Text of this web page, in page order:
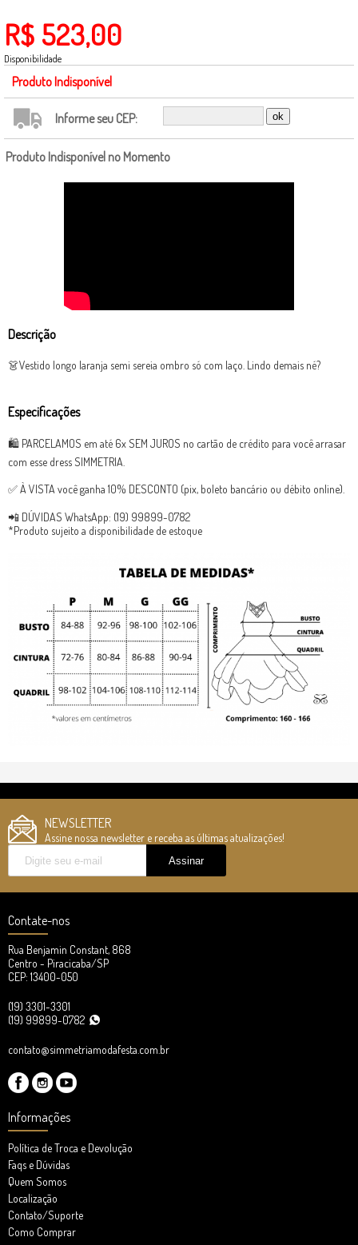
R$ 523,00
Disponibilidade
Produto Indisponível
Informe seu CEP:
Produto Indisponível no Momento
Descrição
👗Vestido longo laranja semi sereia ombro só com laço. Lindo demais né?
Especificações
🛍 PARCELAMOS em até 6x SEM JUROS no cartão de crédito para você arrasar
com esse dress SIMMETRIA.
✅ À VISTA você ganha 10% DESCONTO (pix, boleto bancário ou débito online).
📲 DÚVIDAS WhatsApp: (19) 99899-0782
*Produto sujeito a disponibilidade de estoque
NEWSLETTER
Assine nossa newsletter e receba as últimas atualizações!
Contate-nos
Rua Benjamin Constant, 868
Centro - Piracicaba/SP
CEP: 13400-050
(19) 3301-3301
(19) 99899-0782
contato@simmetriamodafesta.com.br
Informações
Política de Troca e Devolução
Faqs e Dúvidas
Quem Somos
Localização
Contato/Suporte
Como Comprar